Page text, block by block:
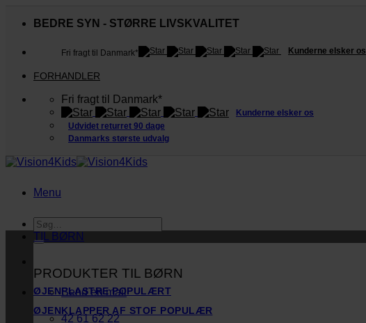
BEDRE SYN - STØRRE LIVSKVALITET
Fri fragt til Danmark* Kunderne elsker os
FORHANDLER
Fri fragt til Danmark*
Kunderne elsker os
Udvidet returret 90 dage
Danmarks største udvalg
Menu
Søg
efter:
Send en mail
42 61 62 22
TIL BØRN
PRODUKTER TIL BØRN
ØJENPLASTRE
ØJENKLAPPER AF STOF